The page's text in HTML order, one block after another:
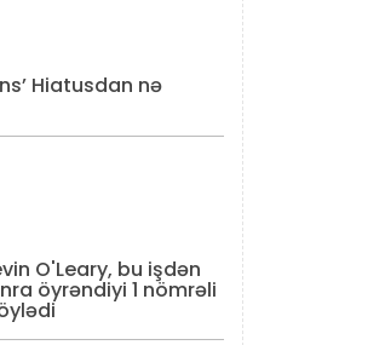
Hiatusdan nə
O'Leary, bu işdən
öyrəndiyi 1 nömrəli